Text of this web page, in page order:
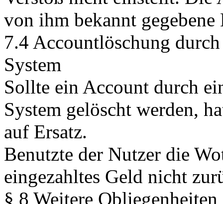
von ihm bekannt
7.4 Accountlöschung
System
Sollte ein Account durch
System gelöscht werden,
auf Ersatz.
Benutzte der Nutzer die
eingezahltes Geld nicht
§ 8 Weitere Obliegenheiten